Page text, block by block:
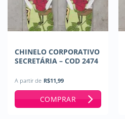
CHINELO CORPORATIVO
SECRETÁRIA – COD 2474
A partir de R$11,99
COMPRAR